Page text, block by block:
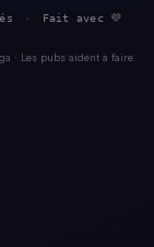
·
Fait avec 💜
· Les pubs aident à faire